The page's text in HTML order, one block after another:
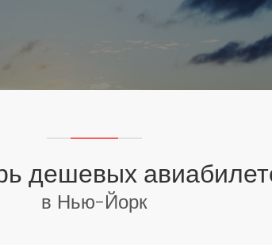
дешевых
в Нью-Йорк